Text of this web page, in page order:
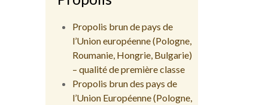
Propolis brun de pays de
l’Union européenne (Pologne,
Roumanie, Hongrie, Bulgarie)
– qualité de première classe
Propolis brun des pays de
l’Union Européenne (Pologne,